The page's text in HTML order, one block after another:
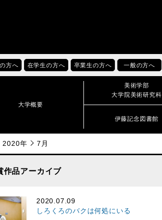
方へ 在学生の方へ 卒業生の方へ 一般の方へ
大学概要
美術学部
大学院美術研究科
伊藤記念図書館
2020年 7月
作品アーカイブ
2020.07.09
しろくろのバクは何処にいる